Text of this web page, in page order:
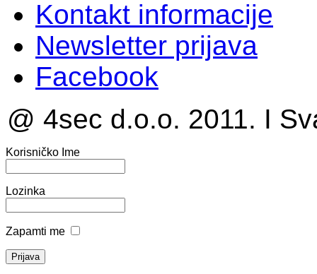
Kontakt informacije
Newsletter prijava
Facebook
@ 4sec d.o.o. 2011. I
Korisničko Ime
Lozinka
Zapamti me